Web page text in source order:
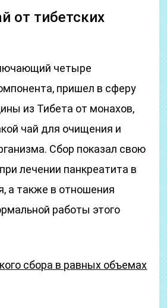
от тибетских
четыре
пришел в сферу
из Тибета от монахов,
чай для очищения и
Сбор показал свою
лечении панкреатита в
а также в отношения
работы этого
сбора в равных объемах